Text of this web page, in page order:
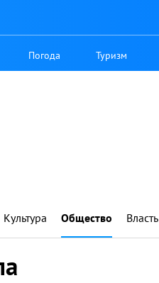
Погода Туризм
Культура Общество Власть